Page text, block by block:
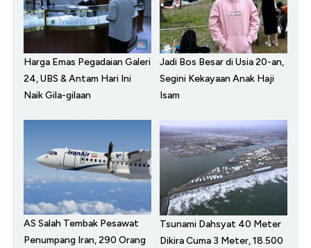
Harga Emas Pegadaian Galeri
24, UBS & Antam Hari Ini
Naik Gila-gilaan
Jadi Bos Besar di Usia 20-an,
Segini Kekayaan Anak Haji
Isam
AS Salah Tembak Pesawat
Penumpang Iran, 290 Orang
Tsunami Dahsyat 40 Meter
Dikira Cuma 3 Meter, 18.500